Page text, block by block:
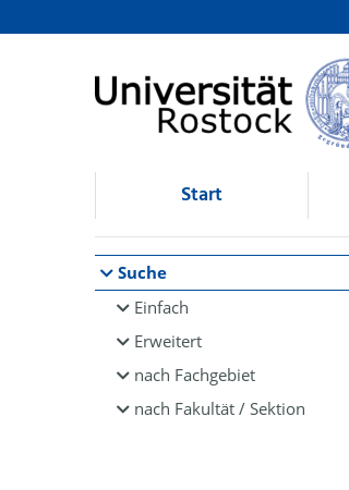
Browsen
direkt zum Inhalt
Start
Suche
Einfach
Erweitert
nach Fachgebiet
nach Fakultät / Sektion